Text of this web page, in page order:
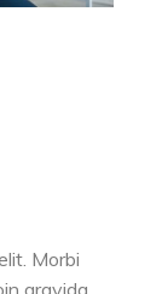
Morbi
gravida